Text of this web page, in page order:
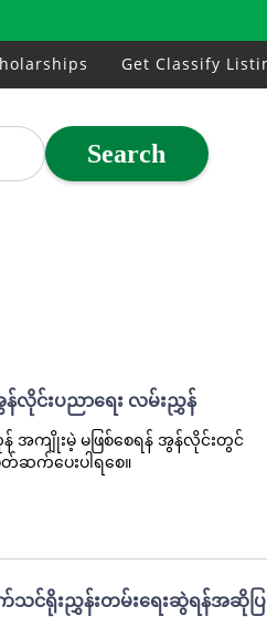
Get Classify
Search
လိုင်းပညာရေး လမ်းညွှန်
န် အကျိုးမဲ့ မဖြစ်စေရန် အွန်လိုင်းတွင်
ဆက်ပေးပါရစေ။
သင်ရိုးညွှန်းတမ်းရေးဆွဲရန်အဆိုပ